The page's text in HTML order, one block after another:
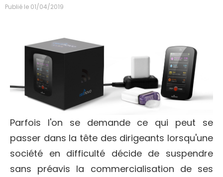
Publié le 01/04/2019
Parfois l'on se demande ce qui peut se
passer dans la tête des dirigeants lorsqu'une
société en difficulté décide de suspendre
sans préavis la commercialisation de ses